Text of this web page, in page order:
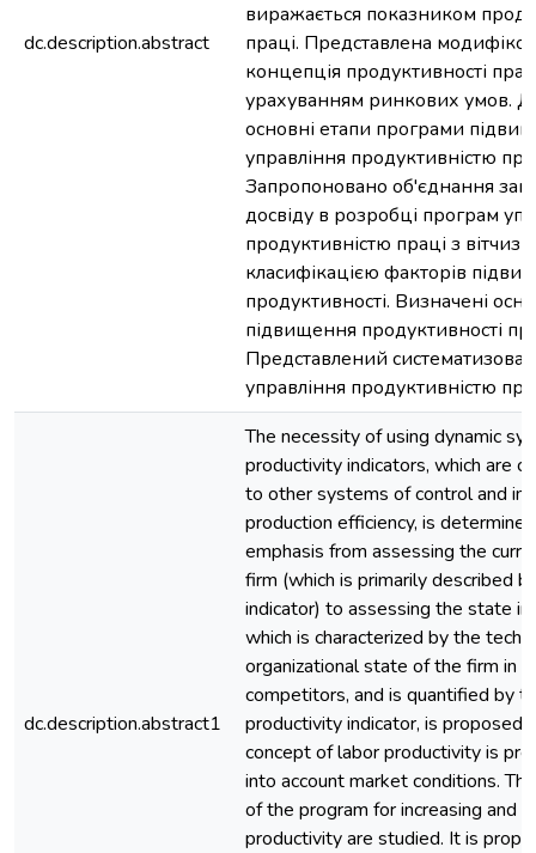
dc.description.abstract
виражається показником
праці. Представлена
концепція продуктивності
урахуванням ринкових умов.
основні етапи програми
управління продуктивністю
Запропоновано об'єднання
досвіду в розробці програм
продуктивністю праці з
класифікацією факторів
продуктивності. Визначені
підвищення продуктивності
Представлений
управління продуктивністю
dc.description.abstract1
The necessity of using dynamic
productivity indicators, which are
to other systems of control and
production efficiency, is
emphasis from assessing the
firm (which is primarily described
indicator) to assessing the state
which is characterized by the
organizational state of the firm in
competitors, and is quantified by
productivity indicator, is proposed.
concept of labor productivity is
into account market conditions.
of the program for increasing and
productivity are studied. It is